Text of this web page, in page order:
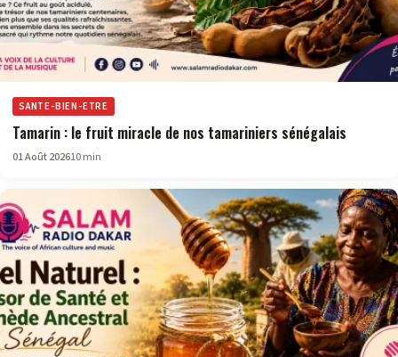
SANTE-BIEN-ETRE
Tamarin : le fruit miracle de nos tamariniers sénégalais
01 Août 202610 min